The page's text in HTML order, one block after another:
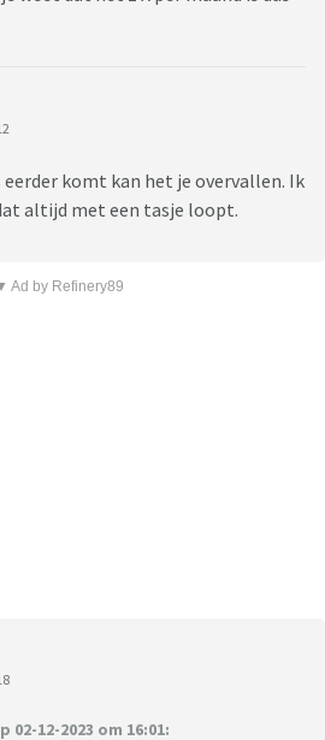
eerder komt kan het je overvallen. Ik
altijd met een tasje loopt.
Ad by Refinery89
12-2023 om 16:01: